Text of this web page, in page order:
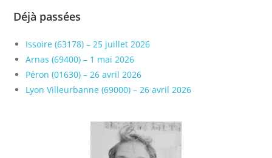
Déjà passées
Issoire (63178) – 25 juillet 2026
Arnas (69400) – 1 mai 2026
Péron (01630) – 26 avril 2026
Lyon Villeurbanne (69000) – 26 avril 2026